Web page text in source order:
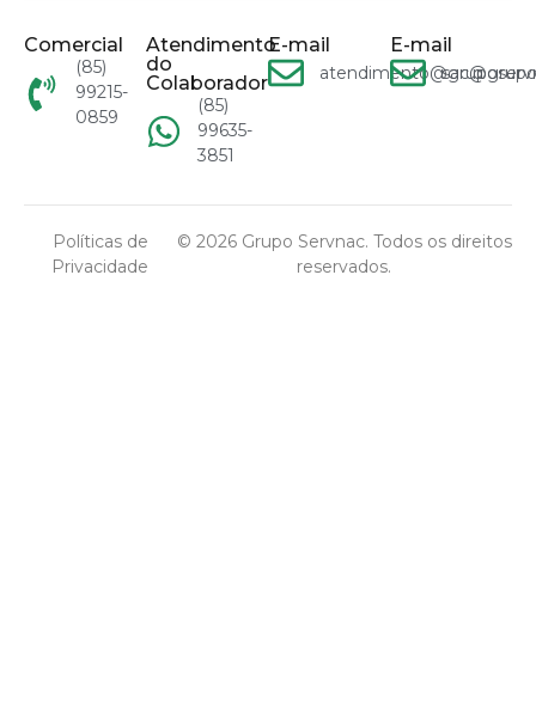
Comercial
(85)
99215-
0859
Atendimento
do
Colaborador
(85)
99635-
3851
E-mail E-mail
© 2026 Grupo Servnac. Todos os direitos
reservados.
Políticas de
Privacidade